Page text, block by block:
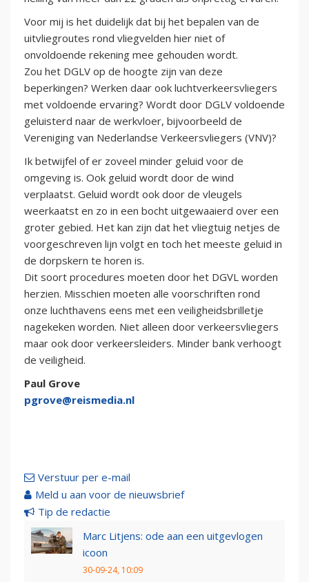
Voor mij is het duidelijk dat bij het bepalen van de
uitvliegroutes rond vliegvelden hier niet of
onvoldoende rekening mee gehouden wordt.
Zou het DGLV op de hoogte zijn van deze
beperkingen? Werken daar ook luchtverkeersvliegers
met voldoende ervaring? Wordt door DGLV voldoende
geluisterd naar de werkvloer, bijvoorbeeld de
Vereniging van Nederlandse Verkeersvliegers (VNV)?
Ik betwijfel of er zoveel minder geluid voor de
omgeving is. Ook geluid wordt door de wind
verplaatst. Geluid wordt ook door de vleugels
weerkaatst en zo in een bocht uitgewaaierd over een
groter gebied. Het kan zijn dat het vliegtuig netjes de
voorgeschreven lijn volgt en toch het meeste geluid in
de dorpskern te horen is.
Dit soort procedures moeten door het DGVL worden
herzien. Misschien moeten alle voorschriften rond
onze luchthavens eens met een veiligheidsbrilletje
nagekeken worden. Niet alleen door verkeersvliegers
maar ook door verkeersleiders. Minder bank verhoogt
de veiligheid.
Paul Grove
pgrove@reismedia.nl
Verstuur per e-mail
Meld u aan voor de nieuwsbrief
Tip de redactie
Marc Litjens: ode aan een uitgevlogen
icoon
30-09-24, 10:09